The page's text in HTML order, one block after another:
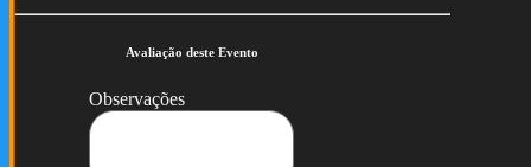
Avaliação deste Evento
Observações